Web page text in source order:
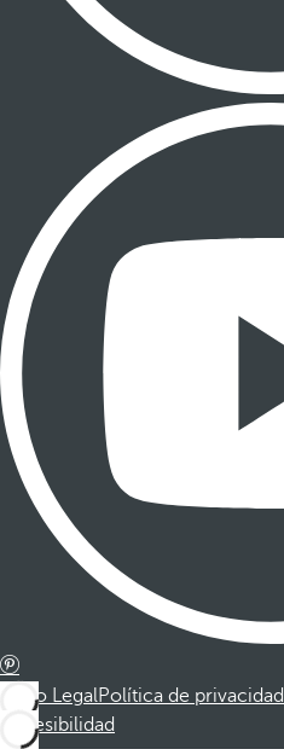
Aviso LegalPolítica de privacidad
Accesibilidad